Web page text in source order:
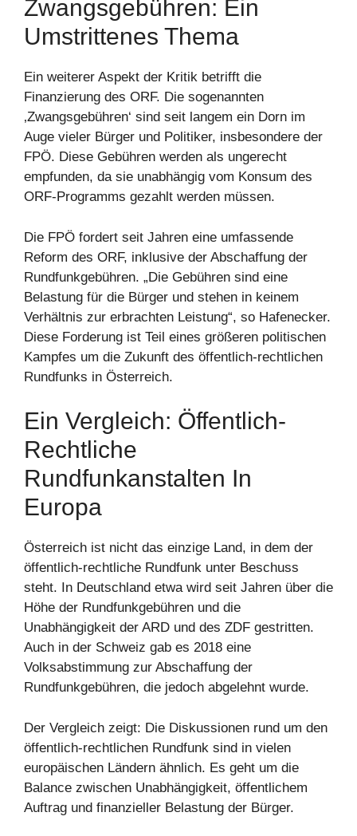
Zwangsgebühren: Ein
Umstrittenes Thema
Ein weiterer Aspekt der Kritik betrifft die
Finanzierung des ORF. Die sogenannten
‚Zwangsgebühren‘ sind seit langem ein Dorn im
Auge vieler Bürger und Politiker, insbesondere der
FPÖ. Diese Gebühren werden als ungerecht
empfunden, da sie unabhängig vom Konsum des
ORF-Programms gezahlt werden müssen.
Die FPÖ fordert seit Jahren eine umfassende
Reform des ORF, inklusive der Abschaffung der
Rundfunkgebühren. „Die Gebühren sind eine
Belastung für die Bürger und stehen in keinem
Verhältnis zur erbrachten Leistung“, so Hafenecker.
Diese Forderung ist Teil eines größeren politischen
Kampfes um die Zukunft des öffentlich-rechtlichen
Rundfunks in Österreich.
Ein Vergleich: Öffentlich-
Rechtliche
Rundfunkanstalten In
Europa
Österreich ist nicht das einzige Land, in dem der
öffentlich-rechtliche Rundfunk unter Beschuss
steht. In Deutschland etwa wird seit Jahren über die
Höhe der Rundfunkgebühren und die
Unabhängigkeit der ARD und des ZDF gestritten.
Auch in der Schweiz gab es 2018 eine
Volksabstimmung zur Abschaffung der
Rundfunkgebühren, die jedoch abgelehnt wurde.
Der Vergleich zeigt: Die Diskussionen rund um den
öffentlich-rechtlichen Rundfunk sind in vielen
europäischen Ländern ähnlich. Es geht um die
Balance zwischen Unabhängigkeit, öffentlichem
Auftrag und finanzieller Belastung der Bürger.